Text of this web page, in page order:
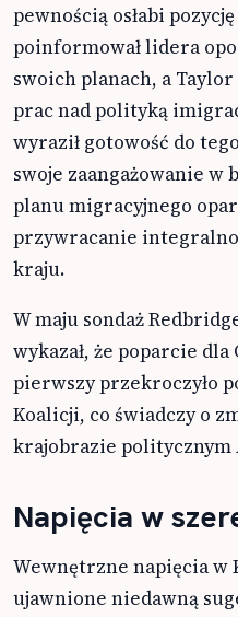
pewnością osłabi
poinformował lidera
swoich planach, a
prac nad polityką
wyraził gotowość do
swoje zaangażowanie
planu migracyjnego
przywracanie
kraju.
W maju sondaż
wykazał, że poparcie
pierwszy przekroczyło
Koalicji, co świadczy o
krajobrazie
Napięcia w
Wewnętrzne napięcia w
ujawnione niedawną